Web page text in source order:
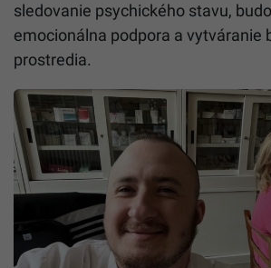
sledovanie psychického stavu,
emocionálna podpora a vytváranie
prostredia.